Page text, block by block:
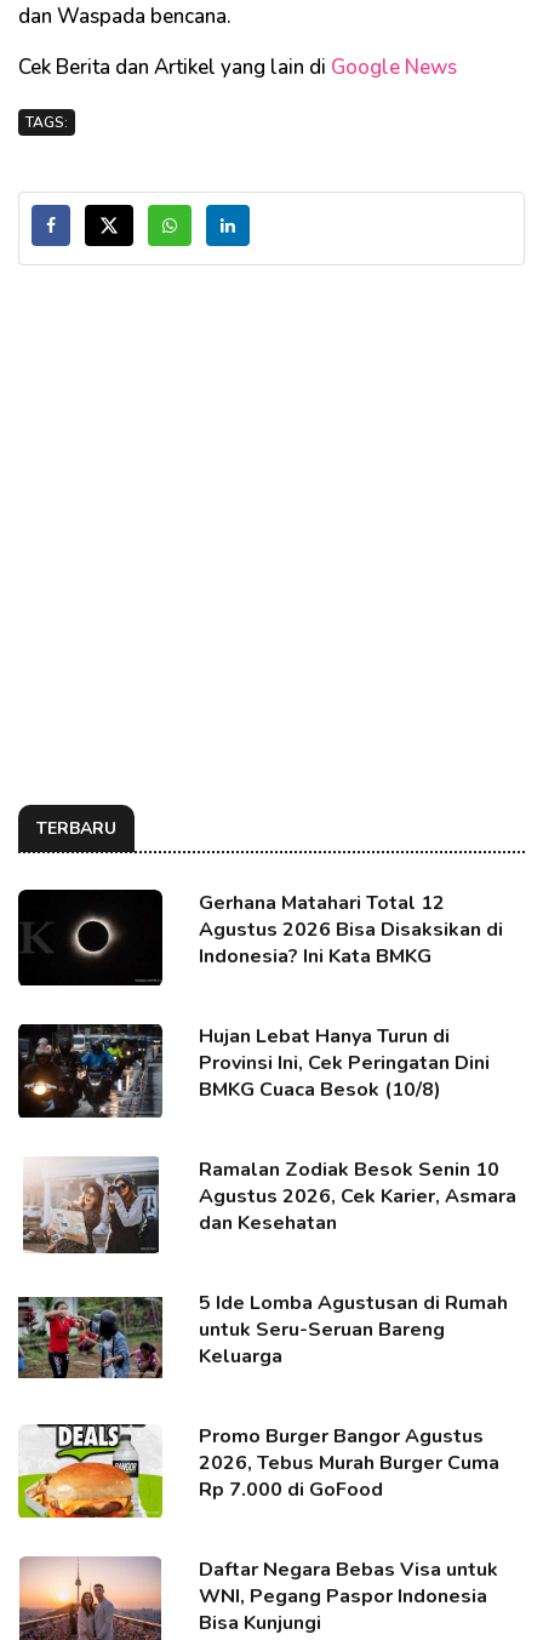
dan Waspada bencana.
Cek Berita dan Artikel yang lain di Google News
TAGS:
TERBARU
Gerhana Matahari Total 12
Agustus 2026 Bisa Disaksikan di
Indonesia? Ini Kata BMKG
Hujan Lebat Hanya Turun di
Provinsi Ini, Cek Peringatan Dini
BMKG Cuaca Besok (10/8)
Ramalan Zodiak Besok Senin 10
Agustus 2026, Cek Karier, Asmara
dan Kesehatan
5 Ide Lomba Agustusan di Rumah
untuk Seru-Seruan Bareng
Keluarga
Promo Burger Bangor Agustus
2026, Tebus Murah Burger Cuma
Rp 7.000 di GoFood
Daftar Negara Bebas Visa untuk
WNI, Pegang Paspor Indonesia
Bisa Kunjungi